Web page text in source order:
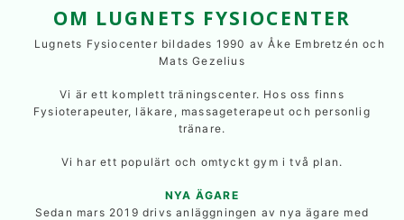
OM LUGNETS FYSIOCENTER
Lugnets Fysiocenter bildades 1990 av Åke Embretzén och
Mats Gezelius
Vi är ett komplett träningscenter. Hos oss finns
Fysioterapeuter, läkare, massageterapeut och personlig
tränare.
Vi har ett populärt och omtyckt gym i två plan.
NYA ÄGARE
Sedan mars 2019 drivs anläggningen av nya ägare med